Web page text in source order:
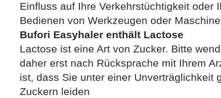
Einfluss auf Ihre Verkehrstüchtigkeit oder
Bedienen von Werkzeugen oder
Bufori Easyhaler enthält Lactose
Lactose ist eine Art von Zucker. Bitte
daher erst nach Rücksprache mit Ihrem
ist, dass Sie unter einer Unverträglichkeit
Zuckern leiden